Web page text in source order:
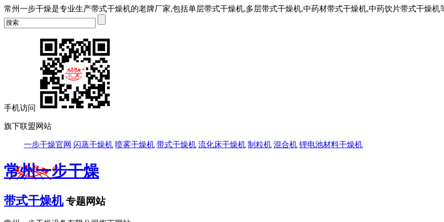
常州一步干燥是专业生产带式干燥机的老牌厂家,包括单层带式干燥机,多层带式干燥机,中药材带式干燥机,中药饮片带式干燥机
手机访问
旗下联盟网站
一步干燥官网 闪蒸干燥机 喷雾干燥机 带式干燥机 流化床干燥机 制粒机 混合机 锂电池材料干燥机
常州一步干燥
带式干燥机专题网站